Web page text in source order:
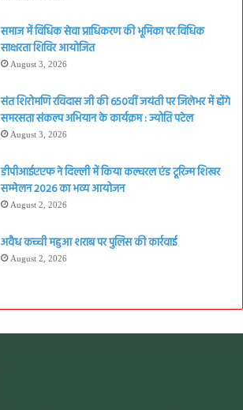
समाज में विधिक सेवा प्राधिकरण की भूमिका पर विधिक
साक्षरता शिविर आयोजित
August 3, 2026
संत शिरोमणि रविदास जी की 650वीं जयंती पर जिलेभर में होंगे
समरसता संकल्प अभियान के कार्यक्रम : ज्योति पटेल
August 3, 2026
डीपीआईएएफ ने दिल्ली में किया कल्चरल एंड टूरिज्म शिखर
सम्मेलन 2026 का भव्य आयोजन
August 2, 2026
अवैध कच्ची महुआ शराब पर पुलिस की कार्रवाई
August 2, 2026